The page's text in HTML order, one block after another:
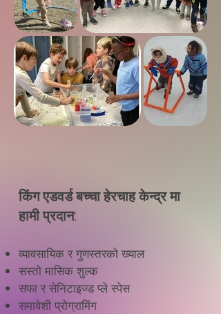
किंग एडवर्ड बच्चा हेरचाह केन्द्र मा
हामी प्रदान:
व्यावसायिक र गुणस्तरको ख्याल
सस्तो मासिक शुल्क
सफा र सेनिटाइज्ड प्ले स्पेस
समावेशी प्रोग्रामिंग